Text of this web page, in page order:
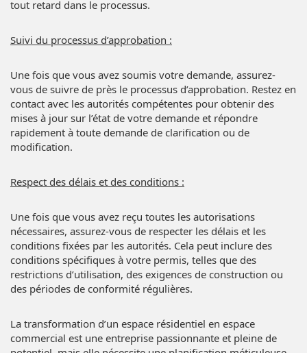
tout retard dans le processus.
Suivi du processus d’approbation :
Une fois que vous avez soumis votre demande, assurez-
vous de suivre de près le processus d’approbation. Restez en
contact avec les autorités compétentes pour obtenir des
mises à jour sur l’état de votre demande et répondre
rapidement à toute demande de clarification ou de
modification.
Respect des délais et des conditions :
Une fois que vous avez reçu toutes les autorisations
nécessaires, assurez-vous de respecter les délais et les
conditions fixées par les autorités. Cela peut inclure des
conditions spécifiques à votre permis, telles que des
restrictions d’utilisation, des exigences de construction ou
des périodes de conformité régulières.
La transformation d’un espace résidentiel en espace
commercial est une entreprise passionnante et pleine de